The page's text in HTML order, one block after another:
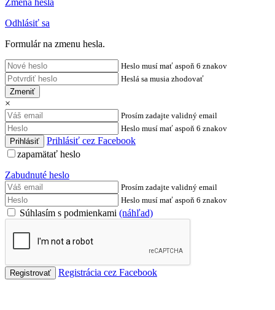
Zmena hesla
Odhlásiť sa
Formulár na zmenu hesla.
Heslo musí mať aspoň 6 znakov
Heslá sa musia zhodovať
Zmeniť
×
Prosím zadajte validný email
Heslo musí mať aspoň 6 znakov
Prihlásiť cez Facebook
zapamätať heslo
Zabudnuté heslo
Prosím zadajte validný email
Heslo musí mať aspoň 6 znakov
Súhlasím s podmienkami (náhľad)
Registrácia cez Facebook